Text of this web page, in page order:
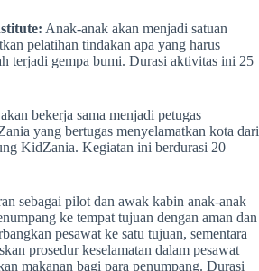
Anak-anak akan menjadi satuan
pelatihan tindakan apa yang harus
terjadi gempa bumi. Durasi aktivitas ini 25
bekerja sama menjadi petugas
yang bertugas menyelamatkan kota dari
KidZania. Kegiatan ini berdurasi 20
sebagai pilot dan awak kabin anak-anak
ke tempat tujuan dengan aman dan
pesawat ke satu tujuan, sementara
prosedur keselamatan dalam pesawat
makanan bagi para penumpang. Durasi